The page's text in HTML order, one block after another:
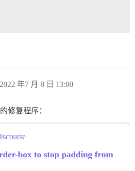
2022 年7 月 8 日 13:00
修复程序：
box to stop padding from